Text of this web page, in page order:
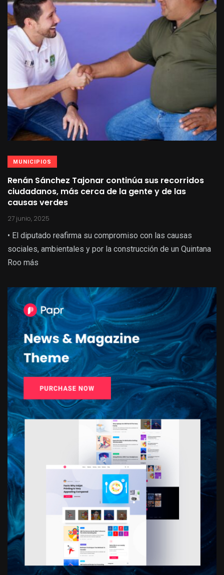
MUNICIPIOS
Renán Sánchez Tajonar continúa sus recorridos
ciudadanos, más cerca de la gente y de las
causas verdes
27 junio, 2025
• El diputado reafirma su compromiso con las causas
sociales, ambientales y por la construcción de un Quintana
Roo más